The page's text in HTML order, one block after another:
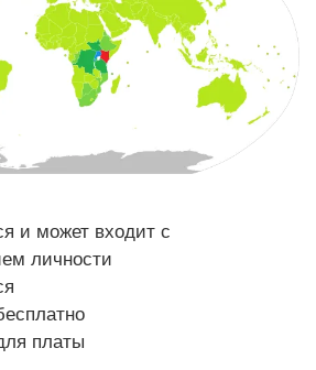
и может входит с
личности
платы